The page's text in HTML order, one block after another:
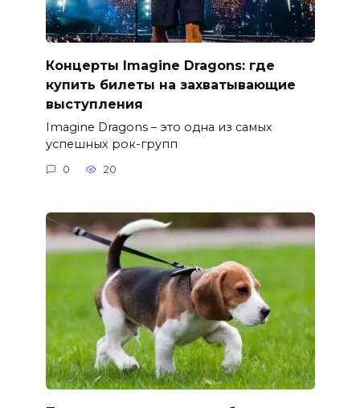
Концерты Imagine Dragons: где
купить билеты на захватывающие
выступления
Imagine Dragons – это одна из самых
успешных рок-групп
0 20